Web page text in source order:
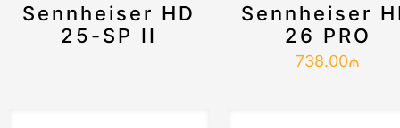
Sennheiser HD
25-SP II
Sennheiser
26 PRO
738.00₼